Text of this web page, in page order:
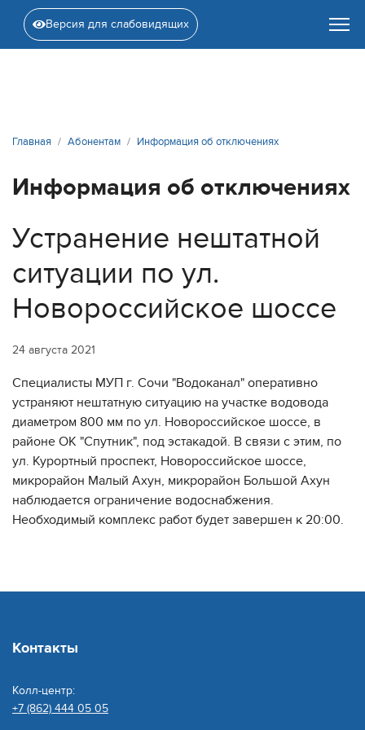
Версия для слабовидящих
Главная Абонентам Информация об отключениях
Информация об отключениях
Устранение нештатной
ситуации по ул.
Новороссийское шоссе
24 августа 2021
Специалисты МУП г. Сочи "Водоканал" оперативно
устраняют нештатную ситуацию на участке водовода
диаметром 800 мм по ул. Новороссийское шоссе, в
районе ОК "Спутник", под эстакадой. В связи с этим, по
ул. Курортный проспект, Новороссийское шоссе,
микрорайон Малый Ахун, микрорайон Большой Ахун
наблюдается ограничение водоснабжения.
Необходимый комплекс работ будет завершен к 20:00.
Контакты
Колл-центр:
+7 (862) 444 05 05